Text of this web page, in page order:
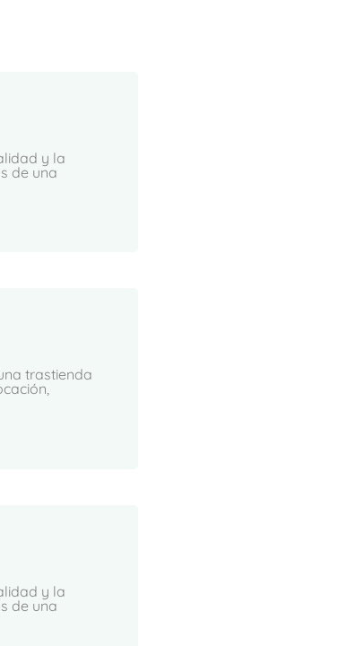
y la
de una
trastienda
y la
de una